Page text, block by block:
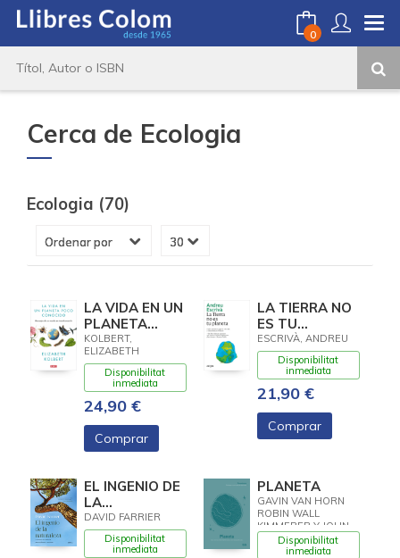
0
Cerca de Ecologia
Ecologia (70)
LA VIDA EN UN
PLANETA
POCO
CONOCIDO
KOLBERT,
ELIZABETH
Disponibilitat
inmediata
24,90 €
Comprar
LA TIERRA NO
ES TU
PLANETA
ESCRIVÀ, ANDREU
Disponibilitat
inmediata
21,90 €
Comprar
EL INGENIO DE
LA
NATURALEZA
DAVID FARRIER
Disponibilitat
inmediata
PLANETA
GAVIN VAN HORN
ROBIN WALL
KIMMERER Y JOHN
HAUSDOER
Disponibilitat
inmediata